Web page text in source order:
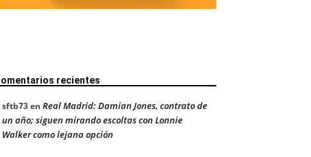
recientes
sftb73en Real Madrid: Damian Jones, contrato de
un año; siguen mirando escoltas con Lonnie
Walker como lejana opción